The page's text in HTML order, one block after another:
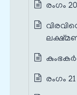
രംഗം
രംഗം